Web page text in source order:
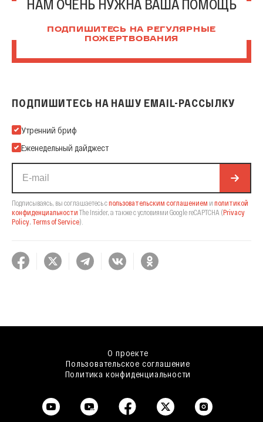
НАМ ОЧЕНЬ НУЖНА ВАША ПОМОЩЬ
ПОДПИШИТЕСЬ НА РЕГУЛЯРНЫЕ
ПОЖЕРТВОВАНИЯ
ПОДПИШИТЕСЬ НА НАШУ EMAIL-РАССЫЛКУ
Подпишитесь на нашу Email-рассылку
Утренний бриф
Еженедельный дайджест
Подписываясь, вы соглашаетесь спользовательским соглашением и политикой
конфиденциальности The Insider, а также с условиями Google reCAPTCHA (Privacy
Policy, Terms of Service).
О проекте
Пользовательское соглашение
Политика конфиденциальности